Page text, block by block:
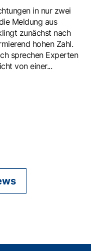
in nur zwei
Meldung aus
zunächst nach
hohen Zahl.
sprechen Experten
von einer...